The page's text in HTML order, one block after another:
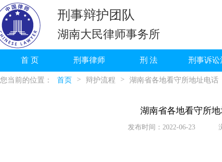
刑事辩护团队
湖南大民律师事务所
首 页 刑事律师 刑 法 刑事诉讼
您当前的位置： 首页 > 辩护流程 > 湖南省各地看守所地址电话
湖南省各地看守所
发布时间：2022-06-23